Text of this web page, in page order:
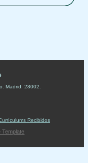
Madrid 28002
Recibidos
Template